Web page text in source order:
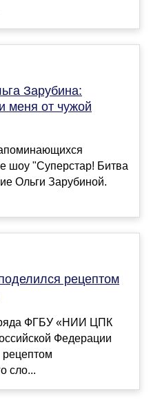
Зарубина:
меня от чужой
шоу "Суперстар! Битва
Ольги Зарубиной.
рецептом
ФГБУ «НИИ ЦПК
Федерации
сло...